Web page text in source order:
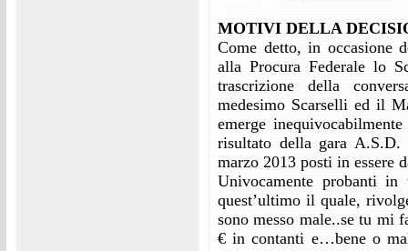
MOTIVI DELLA
Come detto, in occasione
alla Procura Federale lo
trascrizione della
medesimo Scarselli ed il
emerge
risultato della gara
marzo 2013 posti in essere
Univocamente probanti
quest’ultimo il quale,
sono messo male..se tu mi
€ in contanti e…bene o